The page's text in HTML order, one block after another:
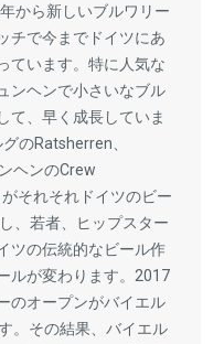
から新しいブルワリー
チで今までドイツにあ
ています。特に人気な
ンヘンで小さいなブル
て、早く成長していま
のRatsherren、
ヘンのCrew
それそれドイツのビー
、若者、ヒップスター
ツの伝統的なビール作
ルが変わります。2017
のオープンがバイエル
。その結果、バイエル